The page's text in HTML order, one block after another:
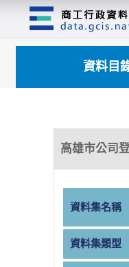
資料目
高雄市公司
資料集名稱
資料集類型